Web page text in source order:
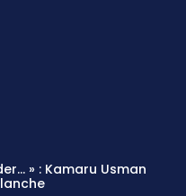
» : Kamaru Usman